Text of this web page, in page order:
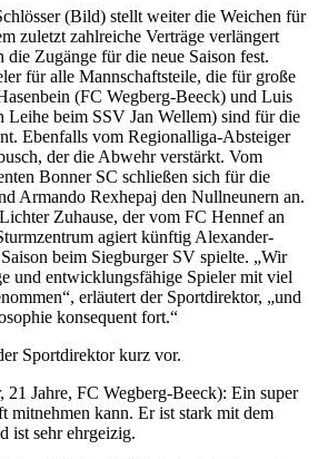
(Bild) stellt weiter die Weichen für
zuletzt zahlreiche Verträge verlängert
die Zugänge für die neue Saison fest.
für alle Mannschaftsteile, die für große
(FC Wegberg-Beeck) und Luis
beim SSV Jan Wellem) sind für die
Ebenfalls vom Regionalliga-Absteiger
der die Abwehr verstärkt. Vom
Bonner SC schließen sich für die
Armando Rexhepaj den Nullneunern an.
Zuhause, der vom FC Hennef an
agiert künftig Alexander-
beim Siegburger SV spielte. „Wir
und entwicklungsfähige Spieler mit viel
erläutert der Sportdirektor, „und
konsequent fort.“
Sportdirektor kurz vor.
21 Jahre, FC Wegberg-Beeck): Ein super
mitnehmen kann. Er ist stark mit dem
ist sehr ehrgeizig.